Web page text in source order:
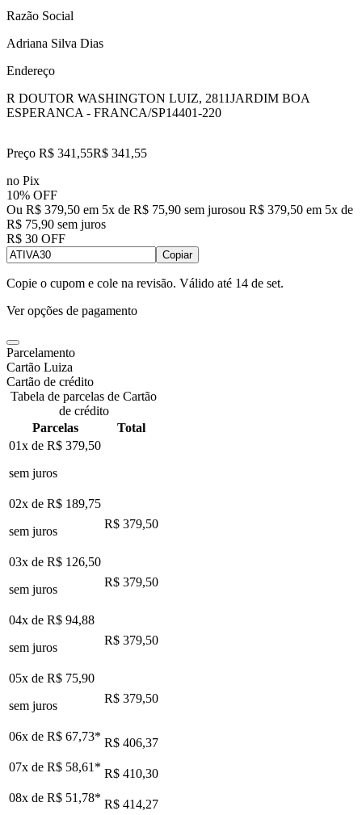
Razão Social
Adriana Silva Dias
Endereço
R DOUTOR WASHINGTON LUIZ, 2811JARDIM BOA
ESPERANCA - FRANCA/SP14401-220
Preço R$ 341,55R$ 341 ,55
no Pix
10% OFF
Ou R$ 379,50 em 5x de R$ 75,90 sem jurosou R$ 379,50 em 5x de
R$ 75,90 sem juros
R$ 30 OFF
Copiar
Copie o cupom e cole na revisão. Válido até 14 de set.
Ver opções de pagamento
Parcelamento
Cartão Luiza
Cartão de crédito
Tabela de parcelas de Cartão
de crédito
Parcelas
Total
01x de R$ 379,50
sem juros
02x de R$ 189,75
sem juros
R$ 379,50
03x de R$ 126,50
sem juros
R$ 379,50
04x de R$ 94,88
sem juros
R$ 379,50
05x de R$ 75,90
sem juros
R$ 379,50
06x de R$ 67,73* R$ 406,37
07x de R$ 58,61 * R$ 410,30
08x de R$ 51,78* R$ 414,27